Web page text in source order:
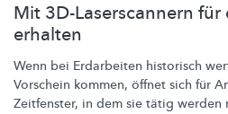
Mit 3D-Laserscannern
erhalten
Wenn bei Erdarbeiten historisch
Vorschein kommen, öffnet sich für
Zeitfenster, in dem sie tätig werden